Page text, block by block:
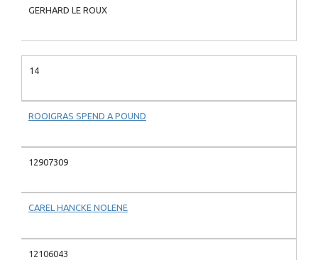
GERHARD LE ROUX
14
ROOIGRAS SPEND A POUND
12907309
CAREL HANCKE NOLENE
12106043